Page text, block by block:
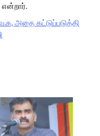
அதை கட்டுப்படுத்தி